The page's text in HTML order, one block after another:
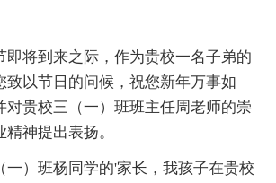
将到来之际，作为贵校一名子弟的
致以节日的问候，祝您新年万事如
对贵校三（一）班班主任周老师的崇
神提出表扬。
）班杨同学的'家长，我孩子在贵校